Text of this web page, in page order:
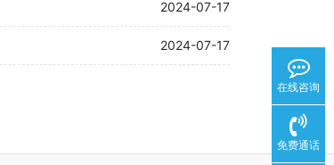
2024-07-17
2024-07-17
在线咨询
免费通话